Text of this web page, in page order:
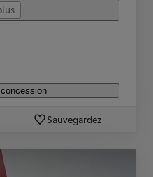
Sauvegardez